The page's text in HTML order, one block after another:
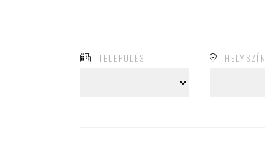
TELEPÜLÉS HELYSZÍN